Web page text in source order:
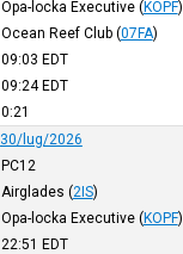
Opa-locka Executive (KOPF)
Ocean Reef Club (07FA)
09:03 EDT
09:24EDT
0:21
30/lug/2026
PC12
Airglades (2IS)
Opa-locka Executive (KOPF)
22:51 EDT